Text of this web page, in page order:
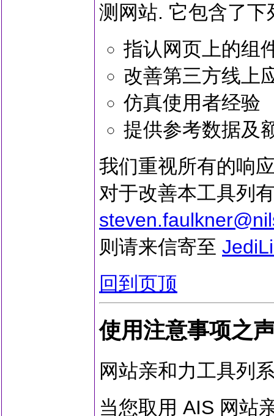
测网站. 它包含了
指认网页上的组
改善第三方线上
仿真使用者经验
提供参考数据及
我们重视所有的响
对于改善本工具列
则请来信寄至
回到页顶
使用注意事项之
网站亲和力工具列
当您取用 AIS 网站